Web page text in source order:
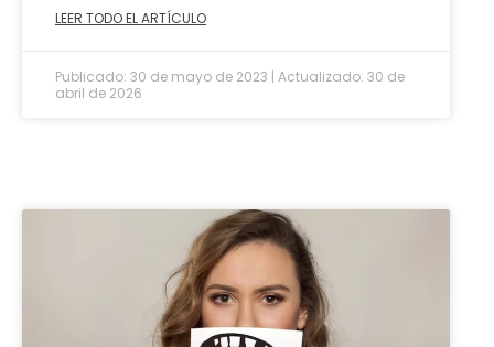
LEER TODO EL ARTÍCULO
Publicado: 30 de mayo de 2023 | Actualizado: 30 de
abril de 2026